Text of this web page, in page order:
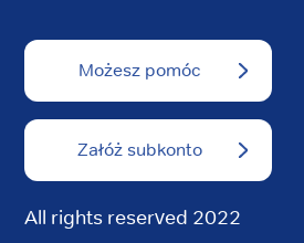
Możesz pomóc
Załóż subkonto
All rights reserved 2022